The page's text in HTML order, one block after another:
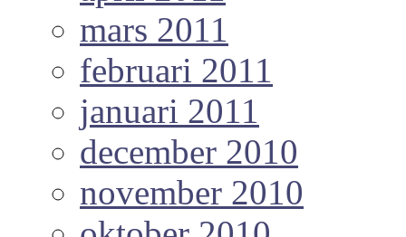
mars 2011
februari 2011
januari 2011
december 2010
november 2010